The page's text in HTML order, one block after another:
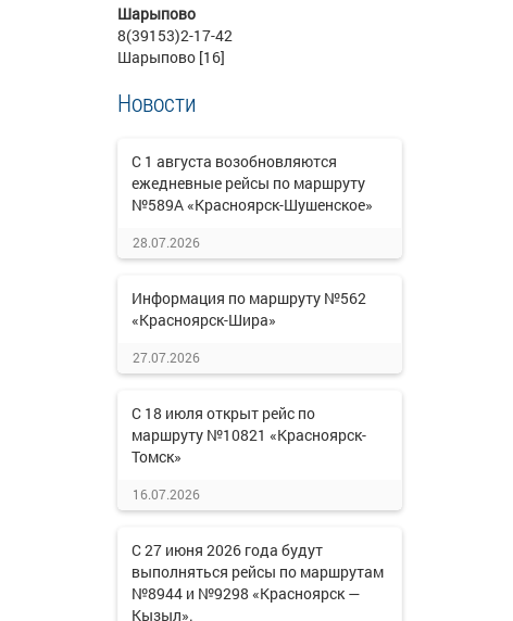
Шарыпово
8(39153)2-17-42
Шарыпово [16]
Новости
С 1 августа возобновляются
ежедневные рейсы по маршруту
№589А «Красноярск-Шушенское»
28.07.2026
Информация по маршруту №562
«Красноярск-Шира»
27.07.2026
С 18 июля открыт рейс по
маршруту №10821 «Красноярск-
Томск»
16.07.2026
С 27 июня 2026 года будут
выполняться рейсы по маршрутам
№8944 и №9298 «Красноярск —
Кызыл».